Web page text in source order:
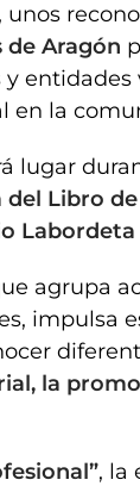
, unos
de Aragón
en la
lugar
del Libro
Labordeta
agrupa
impulsa
la
, la